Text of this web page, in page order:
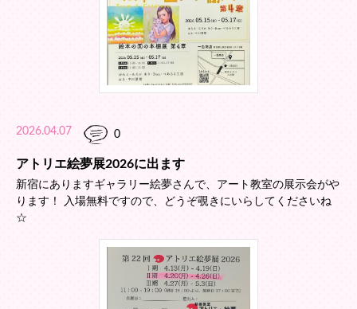
2026.04.07 0
アトリエ絵夢展2026に出ます
新宿にありますギャラリー絵夢さんで、アート教室の展示会がや
ります！ 入場無料ですので、どうぞ覗きにいらしてくださいね
☆